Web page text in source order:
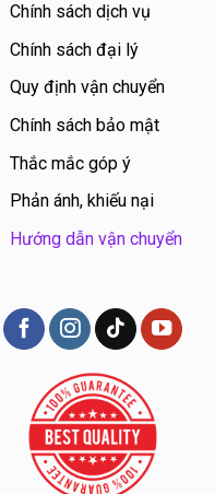
Chính sách dịch vụ
Chính sách đại lý
Quy định vận chuyển
Chính sách bảo mật
Thắc mắc góp ý
Phản ánh, khiếu nại
Hướng dẫn vận chuyển